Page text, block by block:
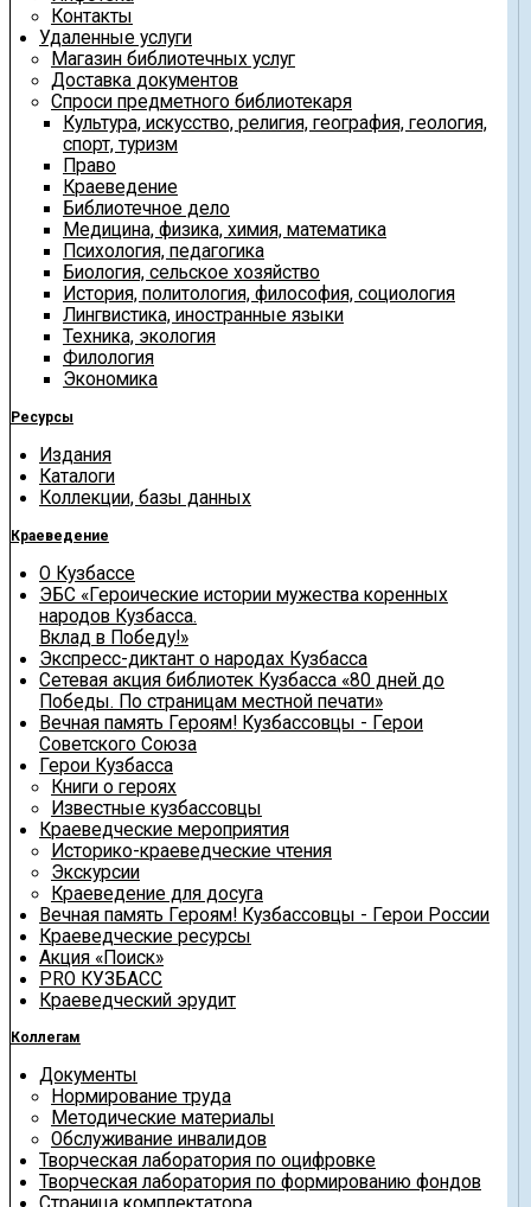
Контакты
Удаленные услуги
Магазин библиотечных услуг
Доставка документов
Спроси предметного библиотекаря
Культура, искусство, религия, география, геология,
спорт, туризм
Право
Краеведение
Библиотечное дело
Медицина, физика, химия, математика
Психология, педагогика
Биология, сельское хозяйство
История, политология, философия, социология
Лингвистика, иностранные языки
Техника, экология
Филология
Экономика
Ресурсы
Издания
Каталоги
Коллекции, базы данных
Краеведение
О Кузбассе
ЭБС «Героические истории мужества коренных
народов Кузбасса.
Вклад в Победу!»
Экспресс-диктант о народах Кузбасса
Сетевая акция библиотек Кузбасса «80 дней до
Победы. По страницам местной печати»
Вечная память Героям! Кузбассовцы - Герои
Советского Союза
Герои Кузбасса
Книги о героях
Известные кузбассовцы
Краеведческие мероприятия
Историко-краеведческие чтения
Экскурсии
Краеведение для досуга
Вечная память Героям! Кузбассовцы - Герои России
Краеведческие ресурсы
Акция «Поиск»
PRO КУЗБАСС
Краеведческий эрудит
Коллегам
Документы
Нормирование труда
Методические материалы
Обслуживание инвалидов
Творческая лаборатория по оцифровке
Творческая лаборатория по формированию фондов